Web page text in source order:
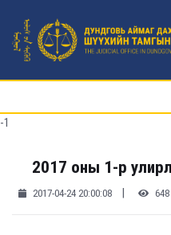
-1
2017 оны 1-р
2017-04-24 20:00:08 | 648